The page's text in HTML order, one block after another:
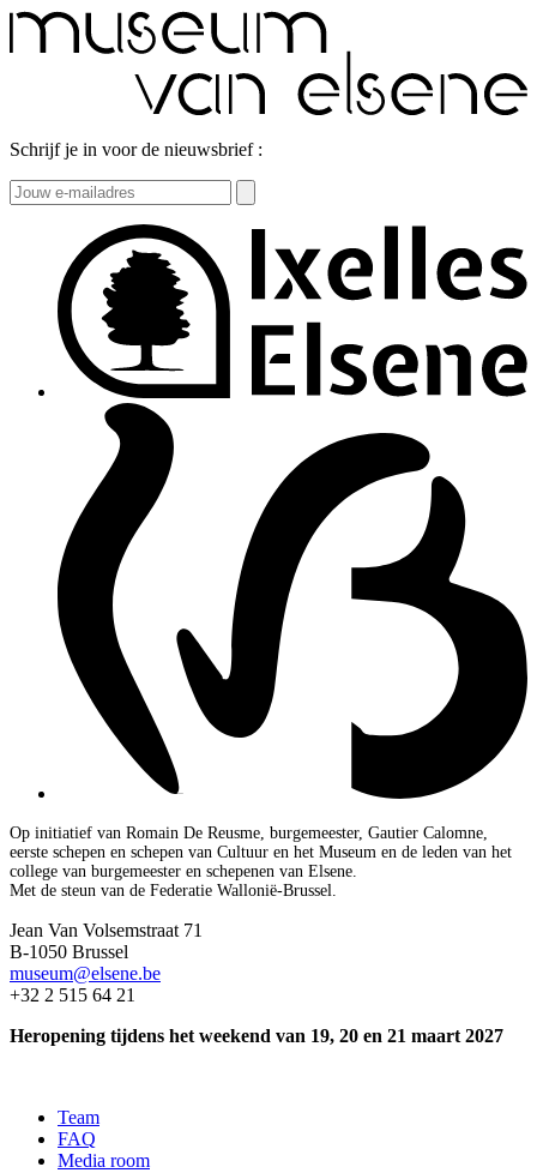
Schrijf je in voor de nieuwsbrief :
Op initiatief van Romain De Reusme, burgemeester, Gautier Calomne,
eerste schepen en schepen van Cultuur en het Museum en de leden van het
college van burgemeester en schepenen van Elsene.
Met de steun van de Federatie Wallonië-Brussel.
Jean Van Volsemstraat 71
B-1050 Brussel
museum@elsene.be
+32 2 515 64 21
Heropening tijdens het weekend van 19, 20 en 21 maart 2027
Team
FAQ
Media room